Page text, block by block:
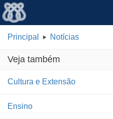
Principal Notícias
Veja também
Cultura e Extensão
Ensino